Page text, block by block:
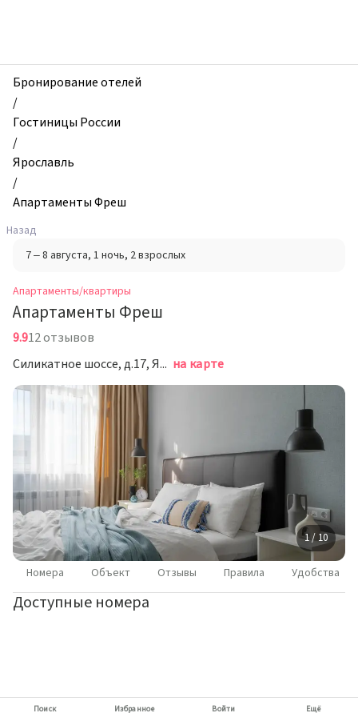
и
квартиры,
Апартаменты
Фреш,
Ярославль,
Россия
Бронирование отелей
/
Гостиницы России
/
Ярославль
/
Апартаменты Фреш
Назад
7 – 8 августа, 1 ночь, 2 взрослых
Апартаменты/квартиры
Апартаменты Фреш
9.912 отзывов
Силикатное шоссе, д.17, Ярославль на карте
1 / 10
Номера Объект Отзывы Правила Удобства
Доступные номера
Поиск Избранное Войти Ещё